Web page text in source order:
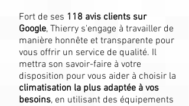
Fort de ses 118 avis clients sur
Google, Thierry s'engage à travailler de
manière honnête et transparente pour
vous offrir un service de qualité. Il
mettra son savoir-faire à votre
disposition pour vous aider à choisir la
climatisation la plus adaptée à vos
besoins, en utilisant des équipements